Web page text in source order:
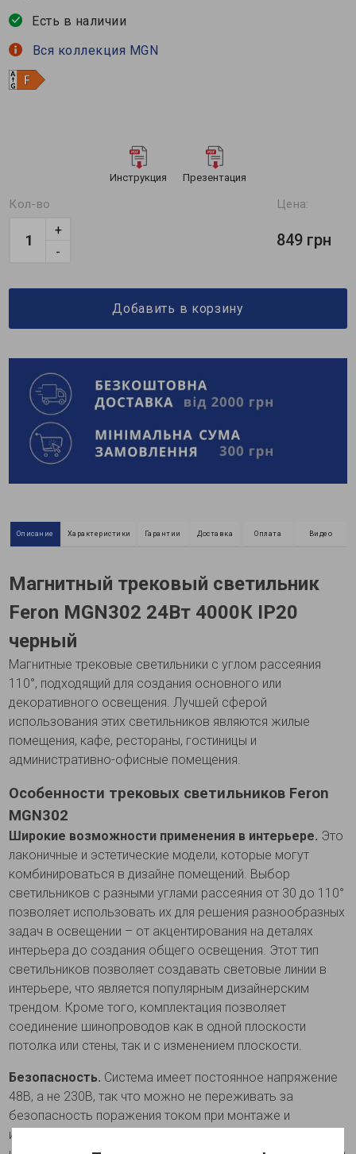
Есть в наличии
Вся коллекция MGN
Инструкция Презентация
Кол-во
-
+
Цена:
849 грн
Добавить в корзину
Описание Характеристики Гарантии Доставка Оплата Видео
Магнитный трековый светильник
Feron MGN302 24Вт 4000К IP20
черный
Магнитные трековые светильники с углом рассеяния
110°, подходящий для создания основного или
декоративного освещения. Лучшей сферой
использования этих светильников являются жилые
помещения, кафе, рестораны, гостиницы и
административно-офисные помещения.
Особенности трековых светильников Feron
MGN302
Широкие возможности применения в интерьере. Это
лаконичные и эстетические модели, которые могут
комбинироваться в дизайне помещений. Выбор
светильников с разными углами рассеяния от 30 до 110°
позволяет использовать их для решения разнообразных
задач в освещении – от акцентирования на деталях
интерьера до создания общего освещения. Этот тип
светильников позволяет создавать световые линии в
интерьере, что является популярным дизайнерским
трендом. Кроме того, комплектация позволяет
соединение шинопроводов как в одной плоскости
потолка или стены, так и с изменением плоскости.
Безопасность. Система имеет постоянное напряжение
48В, а не 230В, так что можно не переживать за
безопасность поражения током при монтаже и
использовании светильников. Комплектация